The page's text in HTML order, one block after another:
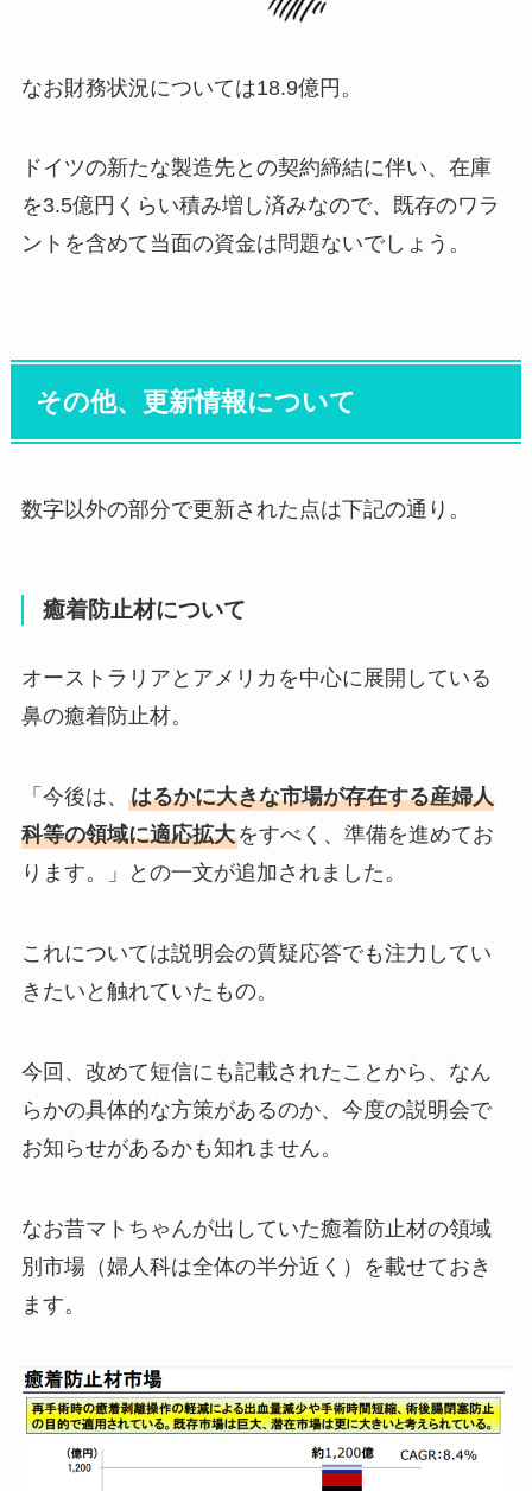
なお財務状況については18.9億円。
ドイツの新たな製造先との契約締結に伴い、在庫
を3.5億円くらい積み増し済みなので、既存のワラ
ントを含めて当面の資金は問題ないでしょう。
その他、更新情報について
数字以外の部分で更新された点は下記の通り。
癒着防止材について
オーストラリアとアメリカを中心に展開している
鼻の癒着防止材。
「今後は、 はるかに大きな市場が存在する産婦人
科等の領域に適応拡大をすべく、準備を進めてお
ります。」との一文が追加されました。
これについては説明会の質疑応答でも注力してい
きたいと触れていたもの。
今回、改めて短信にも記載されたことから、なん
らかの具体的な方策があるのか、今度の説明会で
お知らせがあるかも知れません。
なお昔マトちゃんが出していた癒着防止材の領域
別市場（婦人科は全体の半分近く）を載せておき
ます。